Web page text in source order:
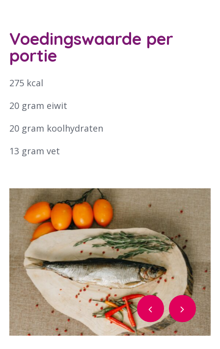
Voedingswaarde per
portie
275 kcal
20 gram eiwit
20 gram koolhydraten
13 gram vet